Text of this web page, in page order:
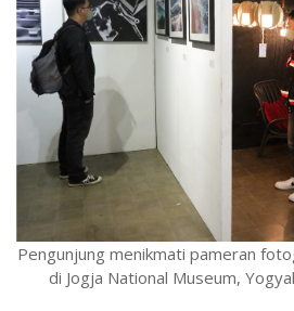
Pengunjung menikmati pameran
di Jogja National Museum,